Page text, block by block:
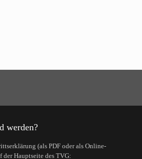
werden?
(als PDF oder als Online-
der Hauptseite des TVG: